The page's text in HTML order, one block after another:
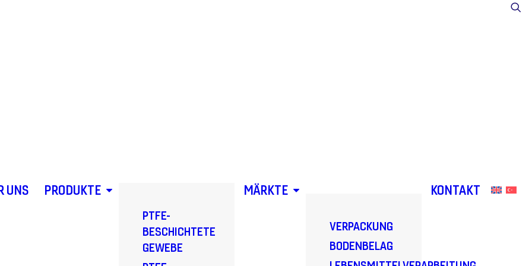
UNS PRODUKTE
PTFE-
BESCHICHTETE
GEWEBE
MÄRKTE
VERPACKUNG
BODENBELAG
KONTAKT